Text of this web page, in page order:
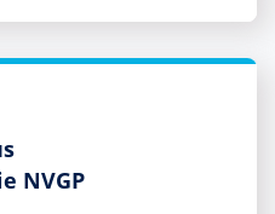
NVGP